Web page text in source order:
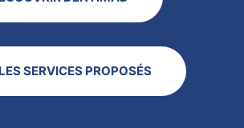
SERVICES PROPOSÉS